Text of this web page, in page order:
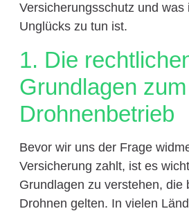
Versicherungsschutz und was
Unglücks zu tun ist.
1. Die
Grundlagen zum
Drohnenbetrieb
Bevor wir uns der Frage
Versicherung zahlt, ist es
Grundlagen zu verstehen, die
Drohnen gelten. In vielen